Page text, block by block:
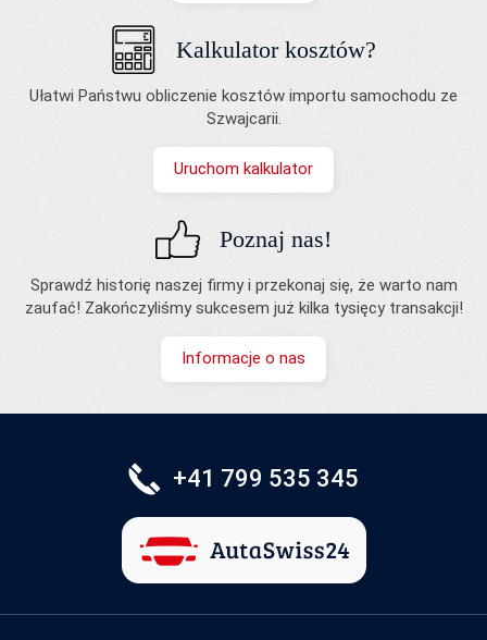
Kalkulator kosztów?
Ułatwi Państwu obliczenie kosztów importu samochodu ze
Szwajcarii.
Uruchom kalkulator
Poznaj nas!
Sprawdź historię naszej firmy i przekonaj się, że warto nam
zaufać! Zakończyliśmy sukcesem już kilka tysięcy transakcji!
Informacje o nas
+41 799 535 345